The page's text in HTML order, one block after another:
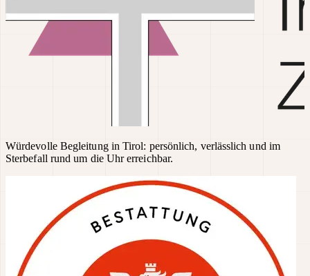
Würdevolle Begleitung in Tirol: persönlich, verlässlich und im
Sterbefall rund um die Uhr erreichbar.